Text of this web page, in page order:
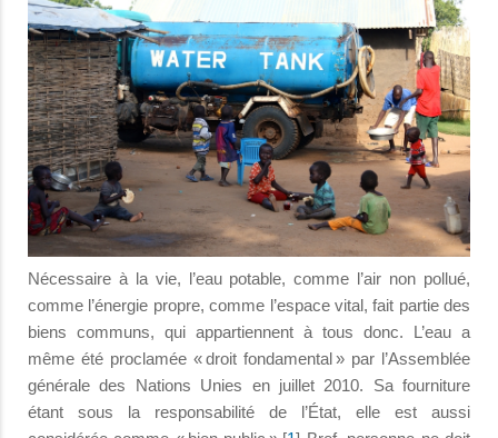
Nécessaire à la vie, l’eau potable, comme l’air non pollué,
comme l’énergie propre, comme l’espace vital, fait partie des
biens communs, qui appartiennent à tous donc. L’eau a
même été proclamée « droit fondamental » par l’Assemblée
générale des Nations Unies en juillet 2010. Sa fourniture
étant sous la responsabilité de l’État, elle est aussi